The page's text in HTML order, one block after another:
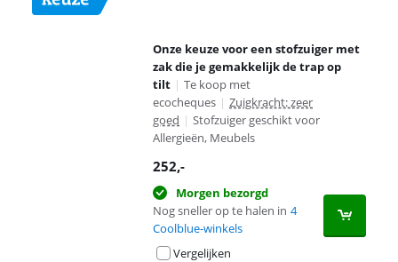
Onze keuze voor een stofzuiger met
zak die je gemakkelijk de trap op
tilt | Te koop met
ecocheques | Zuigkracht: zeer
goed | Stofzuiger geschikt voor
Allergieën, Meubels
252,-
Morgen bezorgd
Nog sneller op te halen in 4
Coolblue-winkels
Vergelijken